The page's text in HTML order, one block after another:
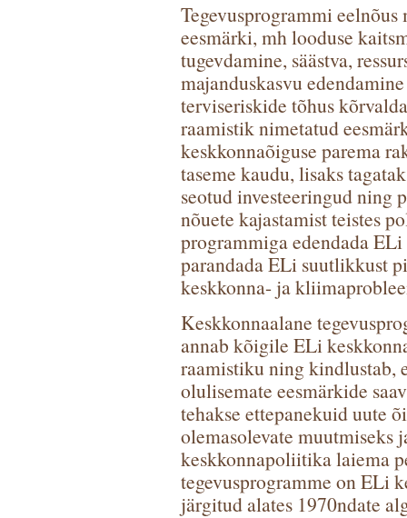
Tegevusprogrammi eelnõus
eesmärki, mh looduse
tugevdamine, säästva,
majanduskasvu
terviseriskide tõhus
raamistik nimetatud
keskkonnaõiguse parema
taseme kaudu, lisaks
seotud investeeringud ning
nõuete kajastamist teistes
programmiga edendada
parandada ELi suutlikkust
keskkonna- ja
Keskkonnaalane
annab kõigile ELi
raamistiku ning
olulisemate eesmärkide
tehakse ettepanekuid uute
olemasolevate muutmiseks
keskkonnapoliitika laiema
tegevusprogramme on ELi
järgitud alates 1970ndate